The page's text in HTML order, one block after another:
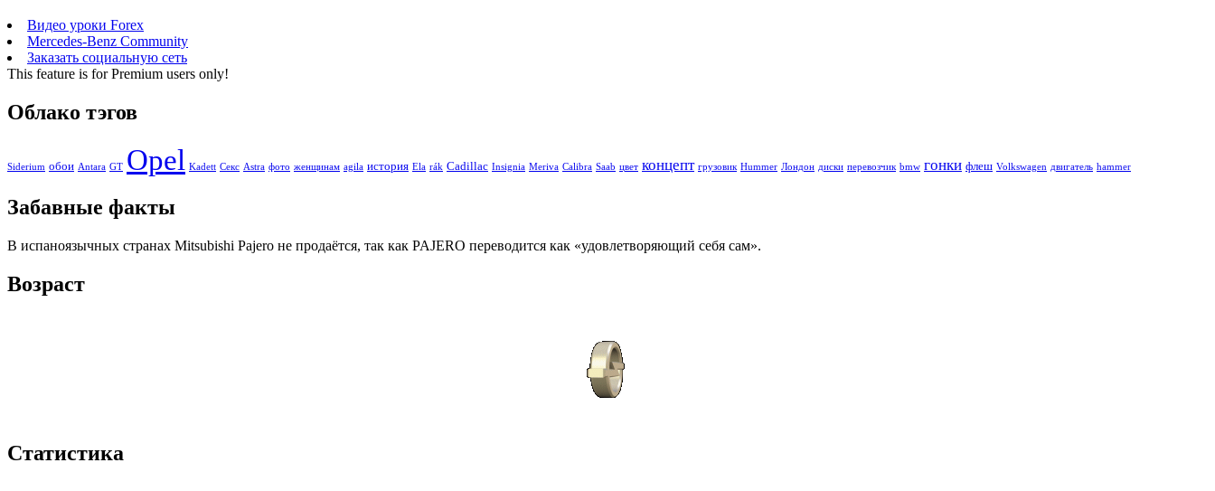
Видео уроки Forex
Mercedes-Benz Community
Заказать социальную сеть
This feature is for Premium users only!
Облако тэгов
Siderium обои Antara GT Opel Kadett Секс Astra фото женщинам agila история Ela rák Cadillac Insignia Meriva Calibra Saab цвет концепт грузовик Hummer Лондон диски перевозчик bmw гонки флеш Volkswagen двигатель hammer
Забавные факты
В испаноязычных странах Mitsubishi Pajero не продаётся, так как PAJERO переводится как «удовлетворяющий себя сам».
Возраст
Статистика